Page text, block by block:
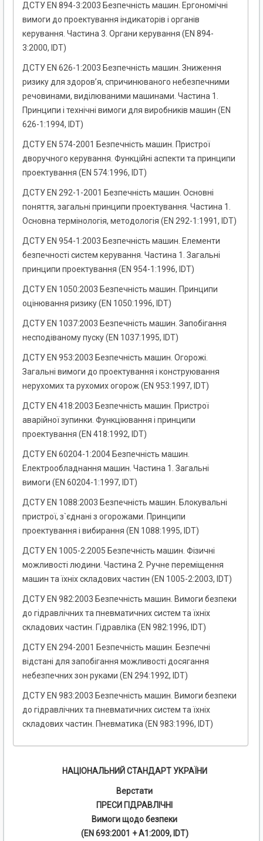
ДСТУ EN 894-3:2003 Безпечність машин. Ергономічні
вимоги до проектування індикаторів і органів
керування. Частина 3. Органи керування (EN 894-
3:2000, IDT)
ДСТУ EN 626-1:2003 Безпечність машин. Зниження
ризику для здоров’я, спричинюваного небезпечними
речовинами, виділюваними машинами. Частина 1.
Принципи і технічні вимоги для виробників машин (EN
626-1:1994, IDT)
ДСТУ EN 574-2001 Безпечнiсть машин. Пристрої
дворучного керування. Функцiйнi аспекти та принципи
проектування (EN 574:1996, IDT)
ДСТУ EN 292-1-2001 Безпечнiсть машин. Основнi
поняття, загальнi принципи проектування. Частина 1.
Основна термiнологiя, методологiя (EN 292-1:1991, IDT)
ДСТУ EN 954-1:2003 Безпечність машин. Елементи
безпечності систем керування. Частина 1. Загальні
принципи проектування (EN 954-1:1996, IDT)
ДСТУ EN 1050:2003 Безпечність машин. Принципи
оцінювання ризику (EN 1050:1996, IDT)
ДСТУ EN 1037:2003 Безпечність машин. Запобігання
несподіваному пуску (EN 1037:1995, IDT)
ДСТУ EN 953:2003 Безпечність машин. Огорожі.
Загальні вимоги до проектування і конструювання
нерухомих та рухомих огорож (EN 953:1997, IDT)
ДСТУ EN 418:2003 Безпечнiсть машин. Пристрої
аварiйної зупинки. Функцiювання i принципи
проектування (EN 418:1992, IDT)
ДСТУ EN 60204-1:2004 Безпечність машин.
Електрообладнання машин. Частина 1. Загальні
вимоги (EN 60204-1:1997, IDT)
ДСТУ EN 1088:2003 Безпечність машин. Блокувальні
пристрої, з`єднані з огорожами. Принципи
проектування і вибирання (EN 1088:1995, IDT)
ДСТУ EN 1005-2:2005 Безпечність машин. Фізичні
можливості людини. Частина 2. Ручне переміщення
машин та їхніх складових частин (EN 1005-2:2003, IDT)
ДСТУ EN 982:2003 Безпечність машин. Вимоги безпеки
до гідравлічних та пневматичних систем та їхніх
складових частин. Гідравліка (EN 982:1996, IDТ)
ДСТУ EN 294-2001 Безпечність машин. Безпечні
відстані для запобігання можливості досягання
небезпечних зон руками (EN 294:1992, IDT)
ДСТУ EN 983:2003 Безпечність машин. Вимоги безпеки
до гідравлічних та пневматичних систем та їхніх
складових частин. Пневматика (EN 983:1996, IDT)
НАЦІОНАЛЬНИЙ СТАНДАРТ УКРАЇНИ
Верстати
ПРЕСИ ГІДРАВЛІЧНІ
Вимоги щодо безпеки
(EN 693:2001 + А1:2009, IDT)